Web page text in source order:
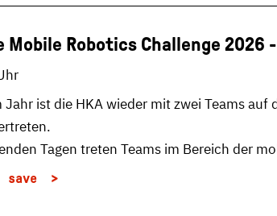
Mobile Robotics Challenge 2026
Jahr ist die HKA wieder mit zwei Teams
Tagen treten Teams im Bereich der
save